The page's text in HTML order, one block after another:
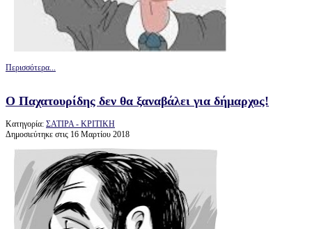
Περισσότερα...
Ο Παχατουρίδης δεν θα ξαναβάλει για δήμαρχος!
Κατηγορία: ΣΑΤΙΡΑ - ΚΡΙΤΙΚΗ
Δημοσιεύτηκε στις 16 Μαρτίου 2018